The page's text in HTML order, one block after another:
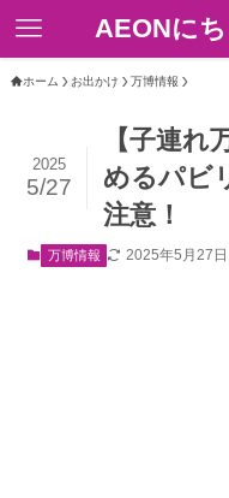
AEONに
ホーム お出かけ 万博情報
【子連れ
めるパビ
注意！
2025
5/27
万博情報 2025年5月27日